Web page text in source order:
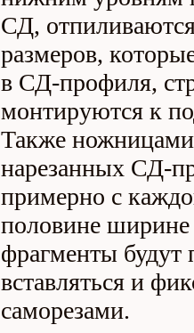
СД,
размеров,
в СД-профиля,
монтируются к
Также ножницами
нарезанных СД-
примерно с
половине
фрагменты будут
вставляться и
саморезами.